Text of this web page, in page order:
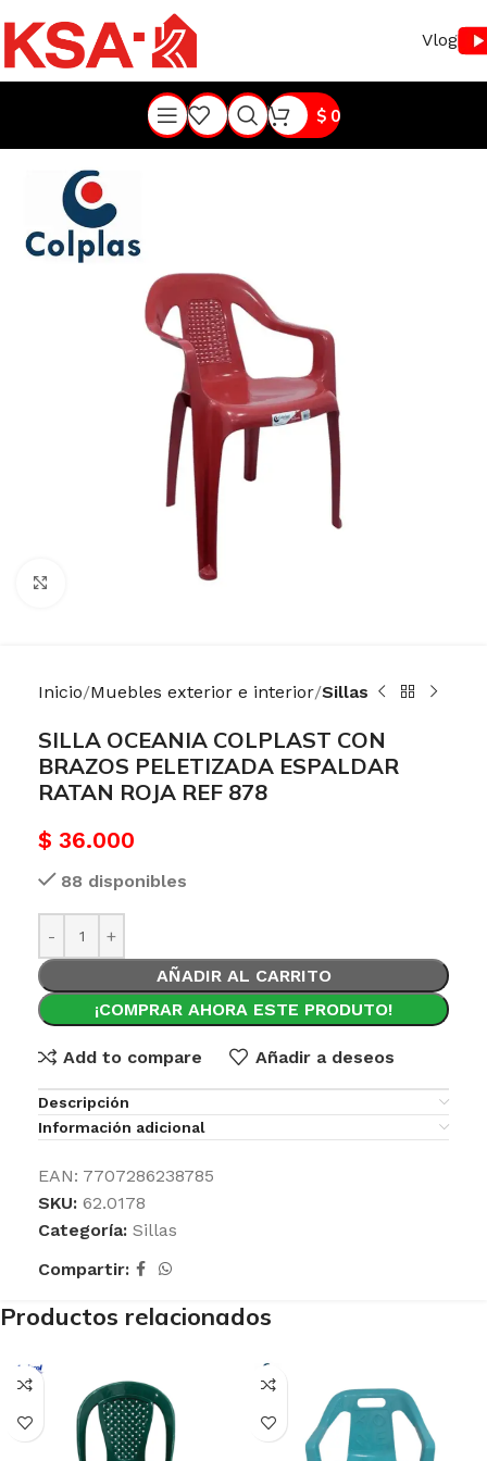
Vlog
$0
Haga Click para agrandar
Inicio Muebles exterior e interior Sillas
SILLA OCEANIA COLPLAST CON
BRAZOS PELETIZADA ESPALDAR
RATAN ROJA REF 878
$ 36.000
88 disponibles
AÑADIR AL CARRITO
¡COMPRAR AHORA ESTE PRODUTO!
Add to compare Añadir a deseos
Descripción
Información adicional
EAN: 7707286238785
SKU: 62.0178
Categoría: Sillas
Compartir:
Productos relacionados